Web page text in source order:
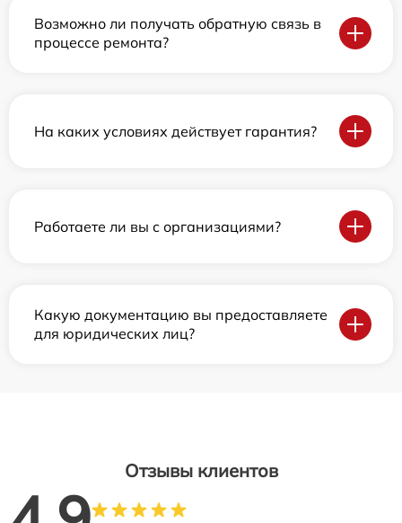
Возможно ли получать обратную связь в
процессе ремонта?
На каких условиях действует гарантия?
Работаете ли вы с организациями?
Какую документацию вы предоставляете
для юридических лиц?
Отзывы клиентов